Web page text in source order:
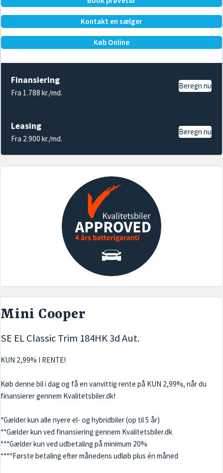
Kontakt en sælger
Køb Online
Finansiering
Fra 1.788 kr./md.
Beregn nu
Leasing
Fra 2.900 kr./md.
Beregn nu
Mini Cooper
SE EL Classic Trim 184HK 3d Aut.
KUN 2,99% I RENTE!
Køb denne bil i dag og få en vanvittig rente på KUN 2,99%, når du
finansierer gennem Kvalitetsbiler.dk!
*Gælder kun alle nyere el- og hybridbiler (op til 5 år)
**Gælder kun ved finansiering gennem Kvalitetsbiler.dk
***Gælder kun ved udbetaling på minimum 20%
****Første betaling efter månedens udløb plus én måned